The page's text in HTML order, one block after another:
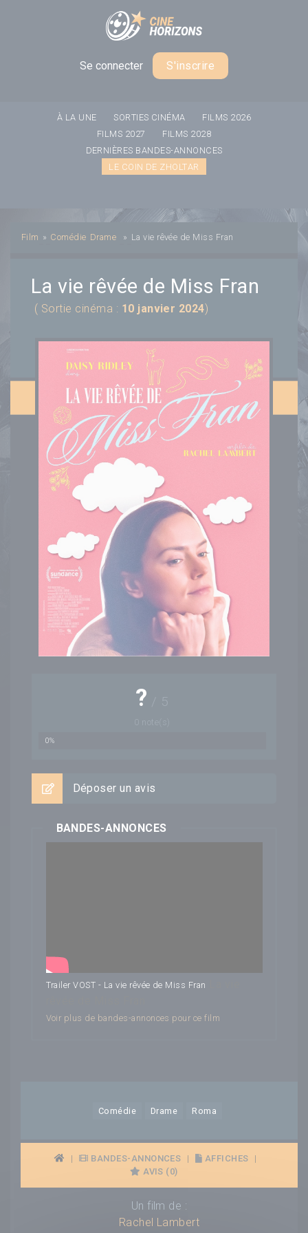
Se connecter S'inscrire
À LA UNE SORTIES CINÉMA
FILMS 2026
FILMS 2027
FILMS 2028
DERNIÈRES BANDES-ANNONCES
LE COIN DE ZHOLTAR
Film » Comédie Drame » La vie rêvée de Miss Fran
La vie rêvée de Miss Fran
( Sortie cinéma : 10 janvier 2024)
? / 5
note(s)
0%
Déposer un avis
BANDES-ANNONCES
Trailer VOST - La vie rêvée de Miss Fran
Voir plus de bandes-annonces pour ce film
Comédie Drame Roma
| BANDES-ANNONCES | AFFICHES
|
AVIS (0)
Un film de :
Rachel Lambert
Panneau de gestion des cookies